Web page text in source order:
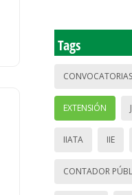
Tags
CONVOCATORIAS
EXTENSIÓN
IIATA IIE
CONTADOR